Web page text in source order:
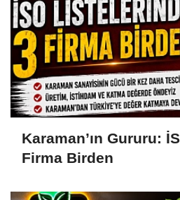
Karaman’ın Gururu:
Firma Birden